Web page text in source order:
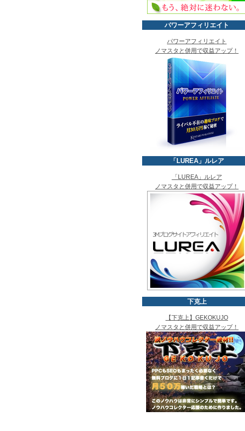
パワーアフィリエイト
パワーアフィリエイト
ノマスタと併用で収益アップ！
「LUREA」ルレア
「LUREA」ルレア
ノマスタと併用で収益アップ！
下克上
【下克上】GEKOKUJO
ノマスタと併用で収益アップ！